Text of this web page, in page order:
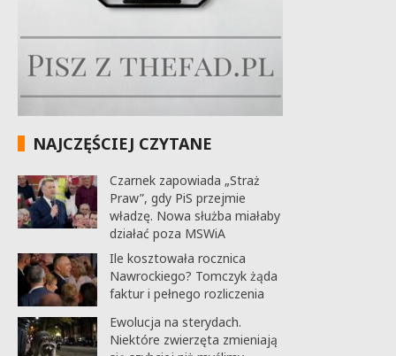
NAJCZĘŚCIEJ CZYTANE
Czarnek zapowiada „Straż
Praw”, gdy PiS przejmie
władzę. Nowa służba miałaby
działać poza MSWiA
Ile kosztowała rocznica
Nawrockiego? Tomczyk żąda
faktur i pełnego rozliczenia
Ewolucja na sterydach.
Niektóre zwierzęta zmieniają